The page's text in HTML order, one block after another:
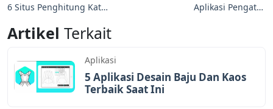
6 Situs Penghitung Kata
Akurat
Aplikasi Pengatur
Artikel Terkait
Aplikasi
5 Aplikasi Desain Baju Dan Kaos
Terbaik Saat Ini